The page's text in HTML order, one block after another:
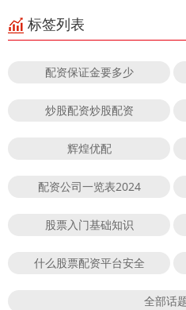
标签列表
配资保证金要多少
炒股配资炒股配资
辉煌优配
配资公司一览表2024
股票入门基础知识
什么股票配资平台安全
全部话